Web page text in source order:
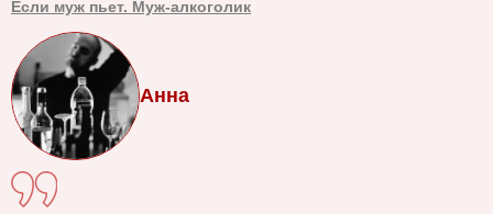
Если муж пьет. Муж-алкоголик
Анна